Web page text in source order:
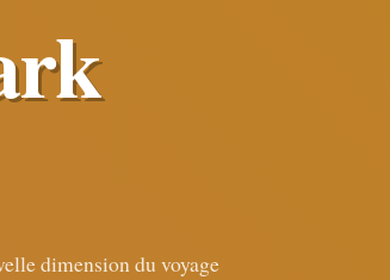
dimension du voyage